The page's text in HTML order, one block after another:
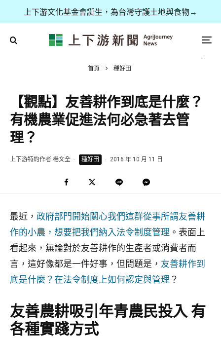
上下游文化基金會誕生，為台灣守護土地與食物→
首頁 種好田
【觀點】友善耕作到底是什麼？
有機農業促進法何必急著去管
理？
上下游特約作者 楊文全 · 種好田 · 2016 年 10 月 11 日
最近， 政府部門開始關心我們這群從事所謂友善耕
作的小農，想要把我們納入法令制度管理 。表面上
看起來，無論對於友善耕作的生產者或消費者而
言，這好像都是一件好事，但問題是， 友善耕作到
底是什麼？在法令制度上如何認定與管理 ？
友善農耕吸引年青農民投入 有
各種實踐方式